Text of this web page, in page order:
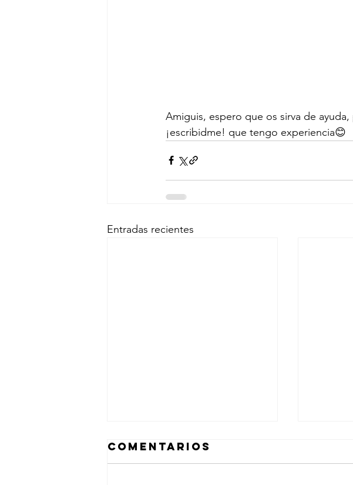
Amiguis, espero que os sirva de
¡escribidme! que tengo experiencia😊
Entradas recientes
Comentarios